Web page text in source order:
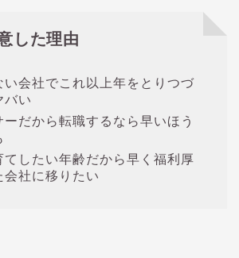
した理由
い会社でこれ以上年をとりつづ
バい
ーだから転職するなら早いほう
てしたい年齢だから早く福利厚
会社に移りたい